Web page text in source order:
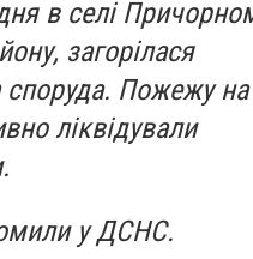
в селі
загорілася
споруда. Пожежу
ліквідували
у ДСНС.